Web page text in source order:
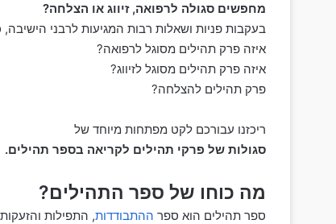
מחפשים סגולה לרפואה, זיווג או הצלחה?
בעקבות פניות ושאלות רבות המגיעות לרבני הישיבה,
איזה פרק תהילים מסוגל לרפואה?
איזה פרק תהילים מסוגל לזיווג?
פרק תהילים להצלחה?
ריכזנו עבורכם לקט מפתחות מיוחד של
סגולות של פרקי תהילים לקריאה בספר תהילים.
מה כוחו של ספר התהילים?
ספר תהילים הוא ספר ההתבודדות, התפילות